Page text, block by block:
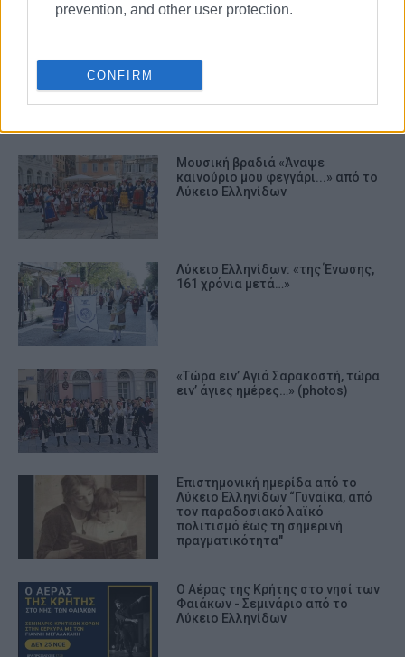
prevention, and other user protection.
CONFIRM
Μουσική βραδιά «Άναψε
καινούριο μου φεγγάρι...» από το
Λύκειο Ελληνίδων
Λύκειο Ελληνίδων: «της Ένωσης,
161 χρόνια μετά…»
«Τώρα ειν’ Αγιά Σαρακοστή, τώρα
ειν’ άγιες ημέρες…» (photos)
Επιστημονική ημερίδα από το
Λύκειο Ελληνίδων “Γυναίκα, από
τον παραδοσιακό λαϊκό
πολιτισμό έως τη σημερινή
πραγματικότητα"
Ο Αέρας της Κρήτης στο νησί των
Φαιάκων - Σεμινάριο από το
Λύκειο Ελληνίδων